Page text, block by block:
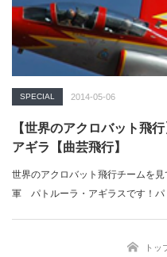
SPECIAL 2014-05-06
【世界のアクロバット飛
アギラ【曲芸飛行】
世界のアクロバット飛行チームを
軍 パトルーラ・アギラスです！
トッ